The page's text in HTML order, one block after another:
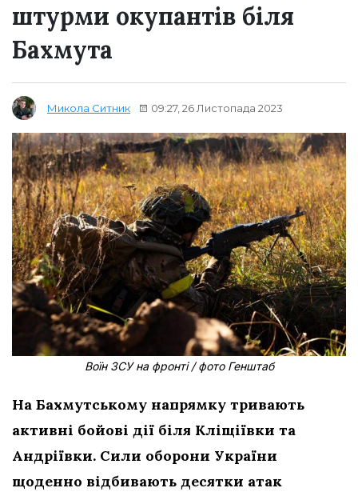
штурми окупантів біля
Бахмута
Микола Ситник 09:27, 26 Листопада 2023
Воїн ЗСУ на фронті / фото Генштаб
На Бахмутському напрямку тривають
активні бойові дії біля Кліщіївки та
Андріївки. Сили оборони України
щоденно відбивають десятки атак